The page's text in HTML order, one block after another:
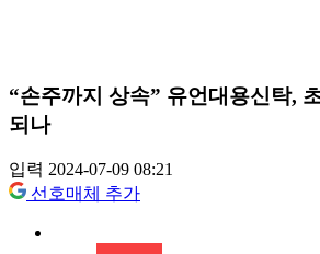
“손주까지 상속” 유언대용신탁,
되나
입력 2024-07-09 08:21
선호매체 추가